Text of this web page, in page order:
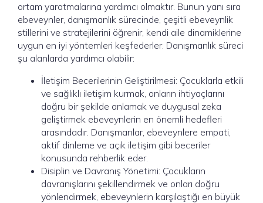
ortam yaratmalarına yardımcı olmaktır. Bunun yanı sıra
ebeveynler, danışmanlık sürecinde, çeşitli ebeveynlik
stillerini ve stratejilerini öğrenir, kendi aile dinamiklerine
uygun en iyi yöntemleri keşfederler. Danışmanlık süreci
şu alanlarda yardımcı olabilir:
İletişim Becerilerinin Geliştirilmesi: Çocuklarla etkili
ve sağlıklı iletişim kurmak, onların ihtiyaçlarını
doğru bir şekilde anlamak ve duygusal zeka
geliştirmek ebeveynlerin en önemli hedefleri
arasındadır. Danışmanlar, ebeveynlere empati,
aktif dinleme ve açık iletişim gibi beceriler
konusunda rehberlik eder.
Disiplin ve Davranış Yönetimi: Çocukların
davranışlarını şekillendirmek ve onları doğru
yönlendirmek, ebeveynlerin karşılaştığı en büyük